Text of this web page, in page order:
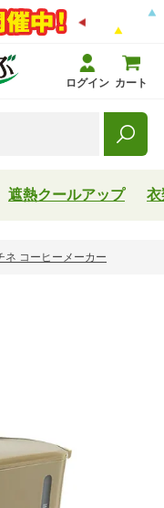
ログイン カート
遮熱クールアップ 衣
ネ コーヒーメーカー